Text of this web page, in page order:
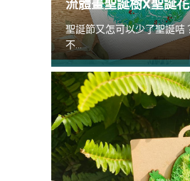
流體畫聖誕樹X聖誕
聖誕節又怎可以少了聖誕咭
不...